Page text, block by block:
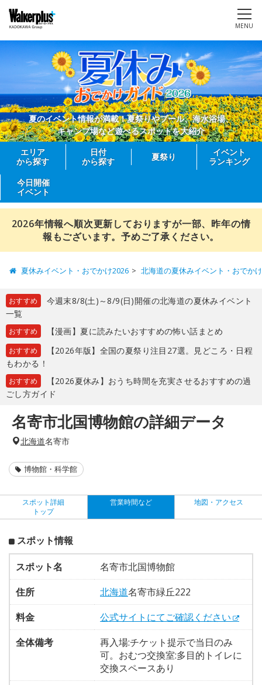
MENU
夏のイベント情報が満載！夏祭りやプール、海水浴場、
キャンプ場など遊べるスポットを大紹介
エリア
から探す
日付
から探す
夏祭り
イベント
ランキング
今日開催
イベント
2026年情報へ順次更新しておりますが一部、昨年の情
報もございます。予めご了承ください。
夏休みイベント・おでかけ2026 北海道の夏休みイベント・おでか
おすすめ
今週末8/8(土)～8/9(日)開催の北海道の夏休みイベント
一覧
おすすめ 【漫画】夏に読みたいおすすめの怖い話まとめ
おすすめ
【2026年版】全国の夏祭り注目27選。見どころ・日程
もわかる！
おすすめ
【2026夏休み】おうち時間を充実させるおすすめの過
ごし方ガイド
名寄市北国博物館の詳細データ
北海道名寄市
博物館・科学館
スポット詳細
トップ
営業時間など 地図・アクセス
スポット情報
スポット名
名寄市北国博物館
住所
北海道名寄市緑丘222
料金
公式サイトにてご確認ください
全体備考
再入場:チケット提示で当日のみ
可。おむつ交換室:多目的トイレに
交換スペースあり